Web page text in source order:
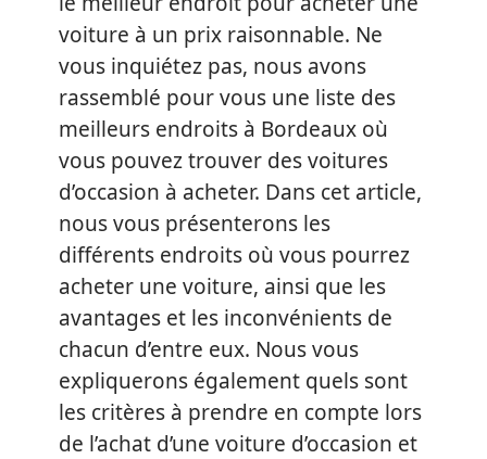
voiture à un prix raisonnable. Ne
vous inquiétez pas, nous avons
rassemblé pour vous une liste des
meilleurs endroits à Bordeaux où
vous pouvez trouver des voitures
d’occasion à acheter. Dans cet article,
nous vous présenterons les
différents endroits où vous pourrez
acheter une voiture, ainsi que les
avantages et les inconvénients de
chacun d’entre eux. Nous vous
expliquerons également quels sont
les critères à prendre en compte lors
de l’achat d’une voiture d’occasion et